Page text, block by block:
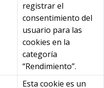
registrar el
consentimiento del
usuario para las
cookies en la
categoría
“Rendimiento”.
Esta cookie es un